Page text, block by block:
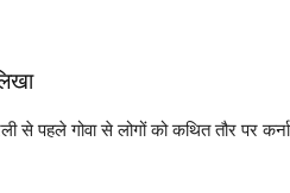
से पहले गोवा से लोगों को कथित तौर पर